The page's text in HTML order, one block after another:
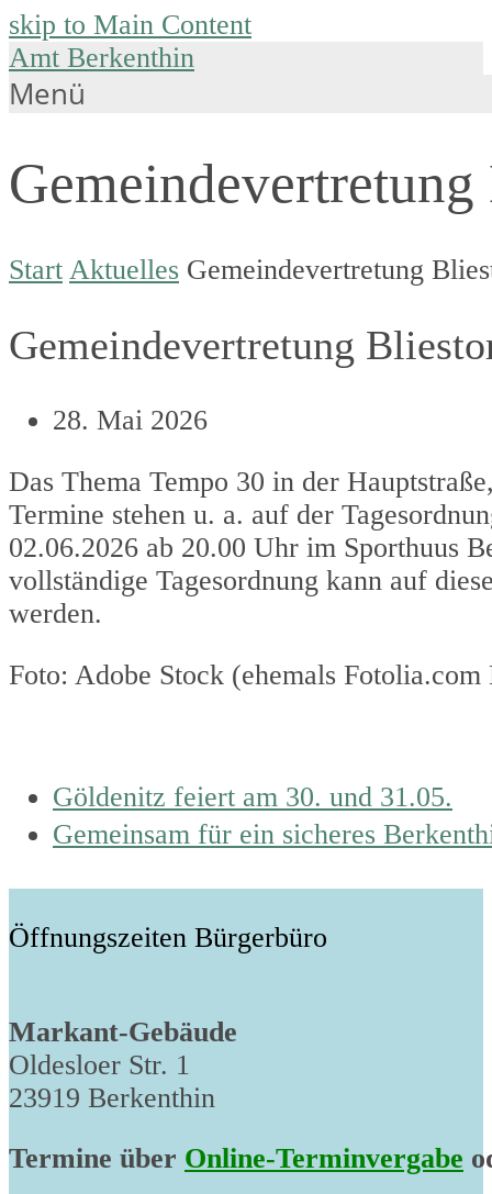
skip to Main Content
Amt Berkenthin
Menü
Start Aktuelles Gemeindevertretung
Gemeindevertretung
28. Mai 2026
Das Thema Tempo 30 in der
Termine stehen u. a. auf der
02.06.2026 ab 20.00 Uhr im Sporthuus
vollständige Tagesordnung kann auf
werden.
Foto: Adobe Stock (ehemals
previous
post:
Göldenitz feiert am 30. und 31.05.
next
Gemeinsam für ein sicheres
Öffnungszeiten Bürgerbüro
Markant-Gebäude
Oldesloer Str. 1
23919 Berkenthin
Termine über Online-Terminvergabe